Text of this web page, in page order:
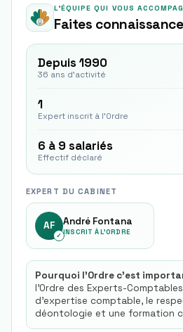
L'ÉQUIPE QUI VOUS
Faites
Depuis 1990
36 ans d'activité
1
Expert inscrit à l'Ordre
6 à 9 salariés
Effectif déclaré
EXPERT DU CABINET
AF
✓
André Fontana
INSCRIT À L'ORDRE
Pourquoi l'Ordre c'est
l'Ordre des Experts-
d'expertise comptable, le
déontologie et une formation